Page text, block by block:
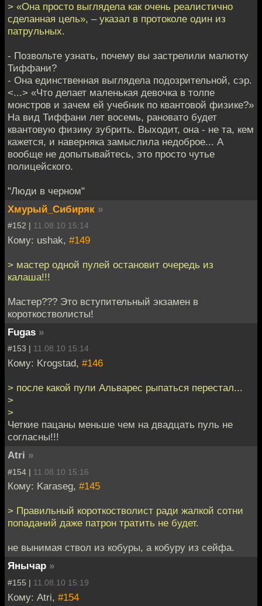
> «Она просто выглядела как очень реалистично
сделанная цель», – указал в протоколе один из
патрульных.
- Позвольте узнать, почему вы застрелили малютку
Тиффани?
- Она единственная выглядела подозрительной, сэр.
<...> «Что делает маленькая девочка в толпе
монстров и зачем ей учебник по квантовой физике?»
На вид Тиффани лет восемь, рановато будет
квантовую физику зубрить. Выходит, она - не та, кем
кажется, и наверняка замыслила недоброе... А
вообще не допытывайтесь, это просто чутье
полицейского.
"Люди в черном"
Хмурый_Сибиряк »
#152 | 11.08.10 15:14
Кому: ushak, #149
> мастер одной пулей остановит очередь из
калаша!!!
Мастер??? Это вступительный экзамен в
короткостволисты!
Fugas »
#153 | 11.08.10 15:14
Кому: Krogstad, #146
> после какой пули Альварес рыпаться перестал...
>
>
Четкие пацаны меньше чем на двадцать пуль не
согласны!!!
Atri »
#154 | 11.08.10 15:16
Кому: Karaseg, #145
> Правильный короткостволист ради жалкой сотни
попаданий даже патрон тратить не будет.
не вынимая ствол из кобуры, а кобуру из сейфа.
Янычар »
#155 | 11.08.10 15:19
Кому: Atri, #154